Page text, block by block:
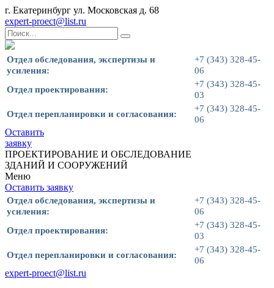
г. Екатеринбург ул. Московская д. 68
expert-proect@list.ru
Отдел обследования, экспертизы и
усиления:
+7 (343) 328-45-
06
Отдел проектирования:
+7 (343) 328-45-
03
Отдел перепланировки и согласования:
+7 (343) 328-45-
06
Оставить
заявку
ПРОЕКТИРОВАНИЕ И ОБСЛЕДОВАНИЕ
ЗДАНИЙ И СООРУЖЕНИЙ
Меню
Оставить заявку
Отдел обследования, экспертизы и
усиления:
+7 (343) 328-45-
06
Отдел проектирования:
+7 (343) 328-45-
03
Отдел перепланировки и согласования:
+7 (343) 328-45-
06
expert-proect@list.ru